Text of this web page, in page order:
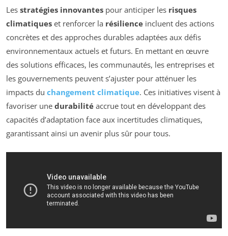
Les stratégies innovantes pour anticiper les risques
climatiques et renforcer la résilience incluent des actions
concrètes et des approches durables adaptées aux défis
environnementaux actuels et futurs. En mettant en œuvre
des solutions efficaces, les communautés, les entreprises et
les gouvernements peuvent s’ajuster pour atténuer les
impacts du changement climatique. Ces initiatives visent à
favoriser une durabilité accrue tout en développant des
capacités d’adaptation face aux incertitudes climatiques,
garantissant ainsi un avenir plus sûr pour tous.